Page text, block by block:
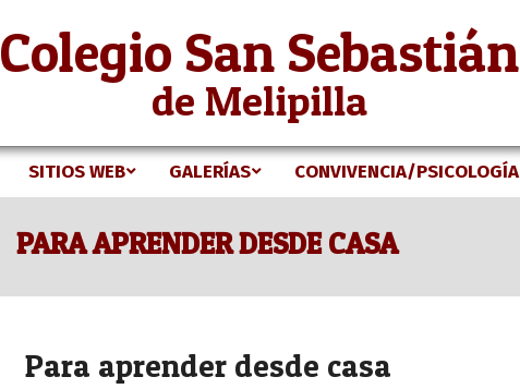
Colegio San Sebastián
de Melipilla
Secondary
Menu
SITIOS WEB GALERÍAS CONVIVENCIA/PSICOLOGÍA
PARA APRENDER DESDE CASA
Para aprender desde casa